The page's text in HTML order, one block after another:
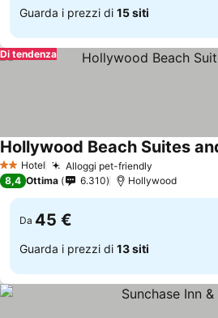
Guarda i prezzi di 15 siti
Di tendenza
2 StelleHotel Alloggi pet-friendly
Hollywood Beach Suites
8,4 Ottima 6.310 Hollywood
Da 45 €
Guarda i prezzi di 13 siti